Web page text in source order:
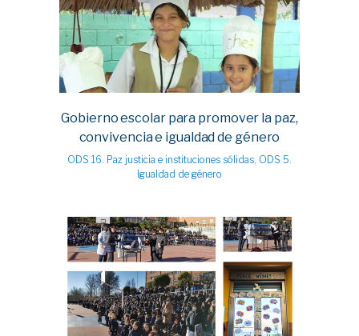
Gobierno escolar para promover la paz,
convivencia e igualdad de género
ODS 16. Paz justicia e instituciones sólidas, ODS 5.
Igualdad de género